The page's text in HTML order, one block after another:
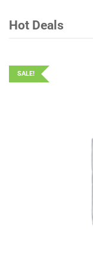
Hot Deals
SALE!